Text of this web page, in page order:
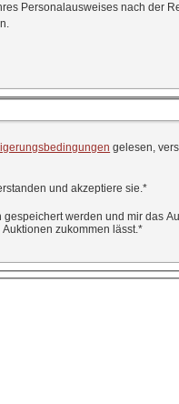
Personalausweises nach der
gelesen,
und akzeptiere sie.*
werden und mir das
zukommen lässt.*